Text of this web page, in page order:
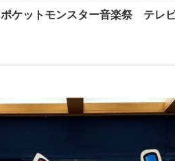
ポケットモンスター音楽祭 テレ